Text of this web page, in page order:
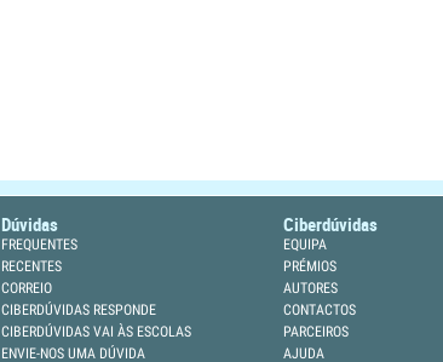
Dúvidas
FREQUENTES
RECENTES
CORREIO
CIBERDÚVIDAS RESPONDE
CIBERDÚVIDAS VAI ÀS ESCOLAS
ENVIE-NOS UMA DÚVIDA
Ciberdúvidas
EQUIPA
PRÉMIOS
AUTORES
CONTACTOS
PARCEIROS
AJUDA